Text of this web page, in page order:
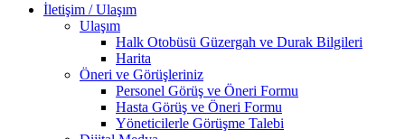
İletişim / Ulaşım
Ulaşım
Halk Otobüsü Güzergah ve Durak Bilgileri
Harita
Öneri ve Görüşleriniz
Personel Görüş ve Öneri Formu
Hasta Görüş ve Öneri Formu
Yöneticilerle Görüşme Talebi